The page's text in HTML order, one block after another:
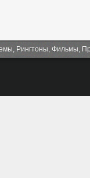
Рингтоны, Фильмы,